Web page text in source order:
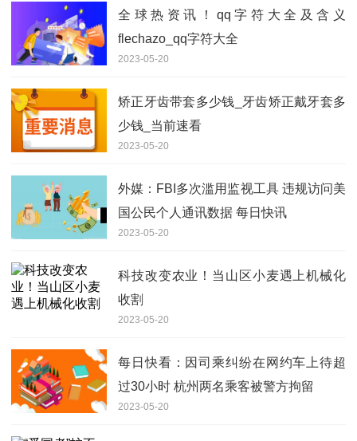
全球热资讯！qq字符大全及含义
flechazo_qq字符大全
2023-05-20
矫正牙齿带套多少钱_牙齿矫正戴牙套多
少钱_当前速看
2023-05-20
外媒：FBI多次滥用监视工具 违规访问美
国公民个人通讯数据 每日快讯
2023-05-20
科技改变农业！当山区小麦遇上机械化
收割
2023-05-20
每日快看：因司乘纠纷在网约车上待超
过30小时 杭州两名乘客被警方拘留
2023-05-20